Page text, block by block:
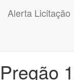
Alerta Licitação
Pregão